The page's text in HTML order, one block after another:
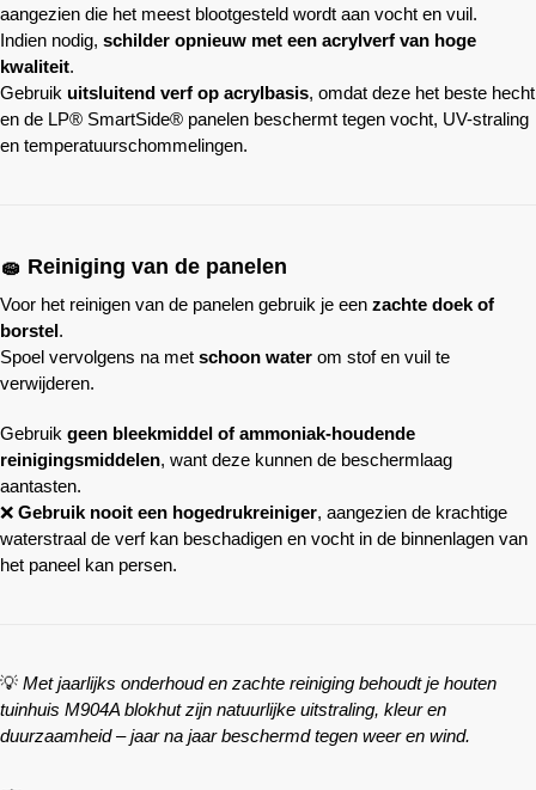
aangezien die het meest blootgesteld wordt aan vocht en vuil.
Indien nodig, schilder opnieuw met een acrylverf van hoge
kwaliteit.
Gebruik uitsluitend verf op acrylbasis, omdat deze het beste hecht
en de LP® SmartSide® panelen beschermt tegen vocht, UV-straling
en temperatuurschommelingen.
🧽 Reiniging van de panelen
Voor het reinigen van de panelen gebruik je een zachte doek of
borstel.
Spoel vervolgens na met schoon water om stof en vuil te
verwijderen.
Gebruik geen bleekmiddel of ammoniak-houdende
reinigingsmiddelen, want deze kunnen de beschermlaag
aantasten.
❌ Gebruik nooit een hogedrukreiniger, aangezien de krachtige
waterstraal de verf kan beschadigen en vocht in de binnenlagen van
het paneel kan persen.
💡 Met jaarlijks onderhoud en zachte reiniging behoudt je houten
tuinhuis M904A blokhut zijn natuurlijke uitstraling, kleur en
duurzaamheid – jaar na jaar beschermd tegen weer en wind.